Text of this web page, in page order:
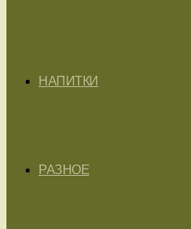
НАПИТКИ
РАЗНОЕ